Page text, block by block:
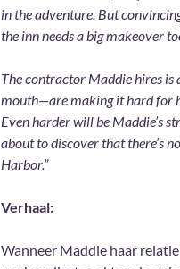
in the adventure. But
the inn needs a big makeover
The contractor Maddie hires
mouth—are making it hard for
Even harder will be Maddie’s
about to discover that there’s
Harbor.”
Verhaal:
Wanneer Maddie haar